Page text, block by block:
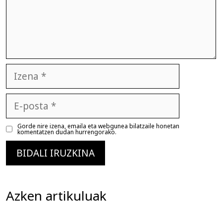
posta
Gorde nire izena, emaila eta webgunea bilatzaile honetan
komentatzen dudan hurrengorako.
Azken artikuluak